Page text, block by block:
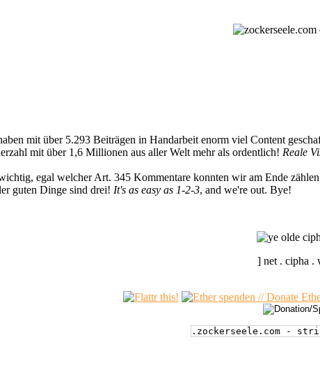
mit über 5.293 Beiträgen in Handarbeit enorm viel Content
mit über 1,6 Millionen aus aller Welt mehr als ordentlich! Reale
egal welcher Art. 345 Kommentare konnten wir am Ende
guten Dinge sind drei! It's as easy as 1-2-3, and we're out. Bye!
] net . cipha .
.zockerseele.com -